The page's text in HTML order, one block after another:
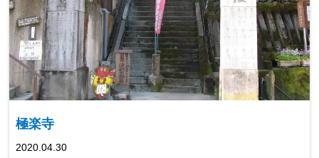
極楽寺
2020.04.30